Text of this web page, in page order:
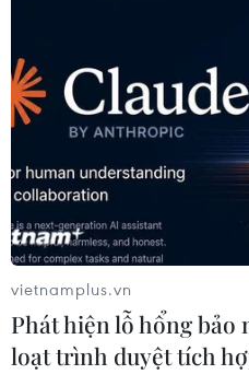
Người phát ngôn Liên hợp
20/12 cho biết Chính phủ
quốc cử thêm 20 nhân
thành phố Aleppo.
vietnamplus.vn
Phát hiện lỗ hổng
loạt trình duyệt tích